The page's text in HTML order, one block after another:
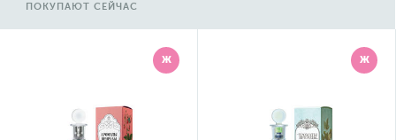
ПОКУПАЮТ СЕЙЧАС
Ж Ж